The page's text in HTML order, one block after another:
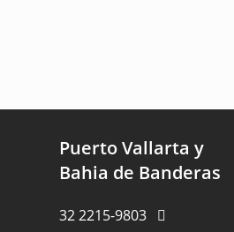
Puerto Vallarta y
Bahia de Banderas
32 2215-9803